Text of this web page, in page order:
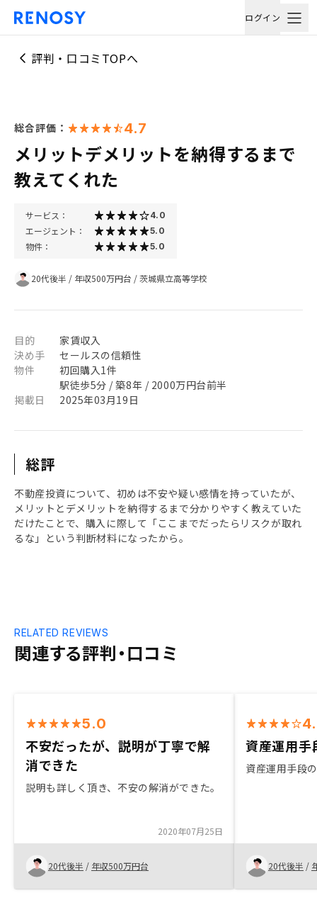
ログイン
評判・口コミTOPへ
総合評価： 4.7
メリットデメリットを納得するまで
教えてくれた
サービス： 4.0
エージェント： 5.0
物件： 5.0
20代後半 / 年収500万円台 /茨城県立高等学校
目的
家賃収入
決め手
セールスの信頼性
物件
初回購入1件
駅徒歩5分 / 築8年 / 2000万円台前半
掲載日
2025年03月19日
総評
不動産投資について、初めは不安や疑い感情を持っていたが、
メリットとデメリットを納得するまで分かりやすく教えていた
だけたことで、購入に際して「ここまでだったらリスクが取れ
るな」という判断材料になったから。
関連する評判・口コミ
RELATED REVIEWS
5.0
不安だったが、説明が丁寧で解
消できた
説明も詳しく頂き、不安の解消ができた。
2020年07月25日
20代後半 / 年収500万円台
資産運用手
資産運用手段
20代後半 /